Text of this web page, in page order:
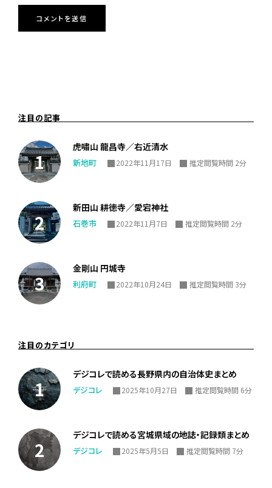
注目の記事
虎嘯山 龍昌寺／右近清水
新地町 2022年11月17日 推定閲覧時間 2分
新田山 耕徳寺／愛宕神社
石巻市 2022年11月7日 推定閲覧時間 2分
金剛山 円城寺
利府町 2022年10月24日 推定閲覧時間 3分
注目のカテゴリ
デジコレで読める長野県内の自治体史まとめ
デジコレ 2025年10月27日 推定閲覧時間 6分
デジコレで読める宮城県域の地誌・記録類まとめ
デジコレ 2025年5月5日 推定閲覧時間 7分